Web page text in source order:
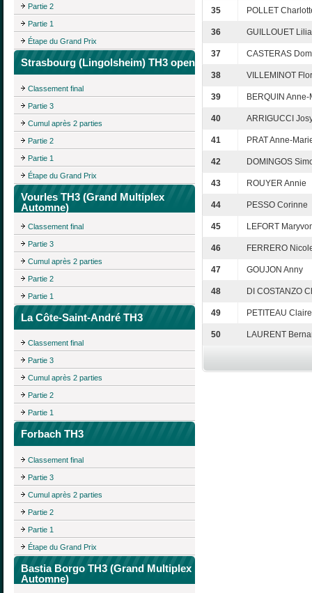
Partie 2
Partie 1
Étape du Grand Prix
Strasbourg (Lingolsheim) TH3 open
Classement final
Partie 3
Cumul après 2 parties
Partie 2
Partie 1
Étape du Grand Prix
Vourles TH3 (Grand Multiplex
Automne)
Classement final
Partie 3
Cumul après 2 parties
Partie 2
Partie 1
La Côte-Saint-André TH3
Classement final
Partie 3
Cumul après 2 parties
Partie 2
Partie 1
Forbach TH3
Classement final
Partie 3
Cumul après 2 parties
Partie 2
Partie 1
Étape du Grand Prix
Bastia Borgo TH3 (Grand Multiplex
Automne)
35 POLLET
36 GUILLOUET
37 CASTERAS
38 VILLEMINOT
39 BERQUIN Anne-
40 ARRIGUCCI
41 PRAT Anne-
42 DOMINGOS
43 ROUYER Annie
44 PESSO Corinne
45 LEFORT
46 FERRERO
47 GOUJON Anny
48 DI COSTANZO
49 PETITEAU Claire
50 LAURENT